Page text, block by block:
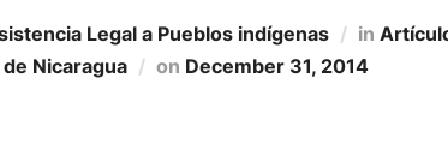
Legal a Pueblos indígenas in
Nicaragua
on December 31, 2014